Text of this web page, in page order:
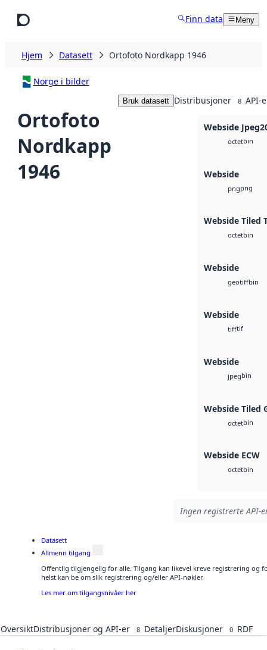
Finn data Meny
Hjem Datasett Ortofoto Nordkapp 1946
Norge i bilder
Ortofoto
Nordkapp
1946
Bruk datasett Distribusjoner 8 API-
Webside
octetbin
Webside
pngpng
Webside Tiled
octetbin
Webside
geotiffbin
Webside
tifftif
Webside
jpegbin
Webside Tiled
octetbin
Webside ECW
octetbin
Ingen registrerte API-
Datasett
Allmenn tilgang
Offentlig tilgjengelig for alle. Tilgang kan likevel kreve registrering og
helst kan be om slik registrering og/eller API-nøkler.
Les mer om tilgangsnivåer her
OversiktDistribusjoner og API-er 8 DetaljerDiskusjoner 0 RDF